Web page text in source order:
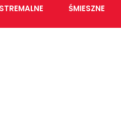
ŚMIESZNE